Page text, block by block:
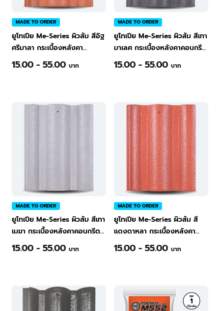
MADE TO ORDER
ยูโทเปีย Me-Series ผิวส้ม สีอิฐ
ศรีมาลา กระเบื้องหลังคา
คอนกรีต ทีพีไอ Green
15.00 - 55.00 บาท
MADE TO ORDER
ยูโทเปีย Me-Series ผิวส้ม สีเทา
มาเลศ กระเบื้องหลังคาคอนกรีต
ทีพีไอ Green
15.00 - 55.00 บาท
MADE TO ORDER
ยูโทเปีย Me-Series ผิวส้ม สีเทา
เมฆา กระเบื้องหลังคาคอนกรีต
ทีพีไอ Green
15.00 - 55.00 บาท
MADE TO ORDER
ยูโทเปีย Me-Series ผิวส้ม สี
แดงดาหลา กระเบื้องหลังคา
คอนกรีต ทีพีไอ Green
15.00 - 55.00 บาท